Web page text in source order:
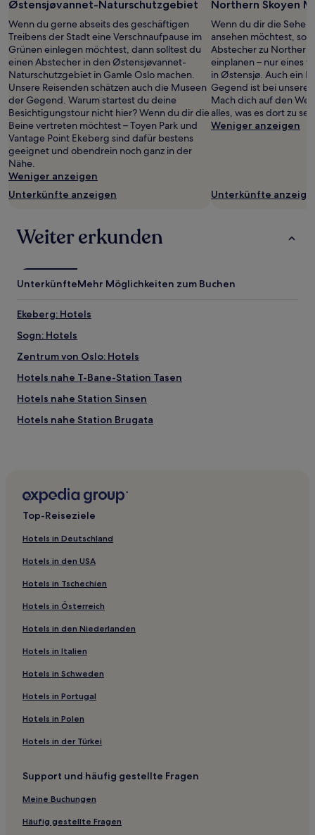
Østensjøvannet-Naturschutzgebiet
Wenn du gerne abseits des geschäftigen
Treibens der Stadt eine Verschnaufpause im
Grünen einlegen möchtest, dann solltest du
einen Abstecher in den Østensjøvannet-
Naturschutzgebiet in Gamle Oslo machen.
Unsere Reisenden schätzen auch die Museen
der Gegend. Warum startest du deine
Besichtigungstour nicht hier? Wenn du dir die
Beine vertreten möchtest – Toyen Park und
Vantage Point Ekeberg sind dafür bestens
geeignet und obendrein noch ganz in der
Nähe.
Weniger anzeigen
Unterkünfte anzeigen
Northern Skoyen
Wenn du dir die
ansehen möchtest,
Abstecher zu Northern
einplanen – nur eines
in Østensjø. Auch ein
Gegend ist bei
Mach dich auf den
alles, was es dort zu
Weniger anzeigen
Unterkünfte
Weiter erkunden
UnterkünfteMehr Möglichkeiten zum Buchen
Ekeberg: Hotels
Sogn: Hotels
Zentrum von Oslo: Hotels
Hotels nahe T-Bane-Station Tasen
Hotels nahe Station Sinsen
Hotels nahe Station Brugata
Hotels nahe Kirche von Gamlebyen
Lindoya: Hotels
Hotels nahe Botanischer Garten Oslo
Hovedoya: Hotels
Hotels nahe Stadtbahnhaltestelle Storo
Hotels nahe T-Bane-Station Forskningsparken
Hotels nahe Kirche von Ullern
Hotels nahe Oslo Skizentrum
Hotels nahe T-Bane-Station Ullevaal-Stadion
Hotels nahe Stadtbahnhaltestelle Rikshospitalet
Tøyen: Hotels
Hotels nahe Ekebergparken-Skulpturpark
Hotels nahe Sogn Öffentliches Bad
Nordstrand: Hotels
Sjursøya: Hotels
Top-Reiseziele
Hotels in Deutschland
Hotels in den USA
Hotels in Tschechien
Hotels in Österreich
Hotels in den Niederlanden
Hotels in Italien
Hotels in Schweden
Hotels in Portugal
Hotels in Polen
Hotels in der Türkei
Support und häufig gestellte Fragen
Meine Buchungen
Häufig gestellte Fragen